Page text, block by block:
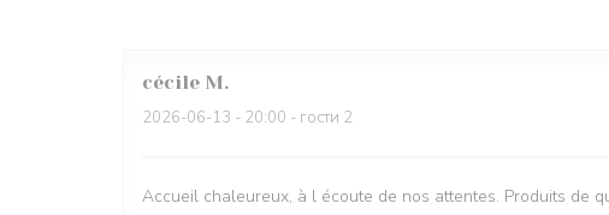
cécile M
2026-06-13 - 20:00 - гости 2
Accueil chaleureux, à l écoute de nos attentes. Produits de